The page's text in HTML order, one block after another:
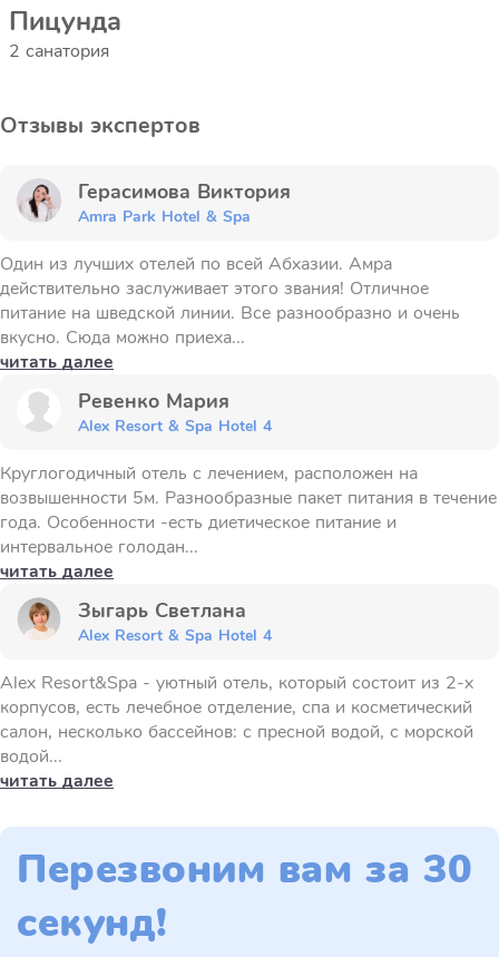
Пицунда
2 санатория
Отзывы экспертов
Герасимова Виктория
Amra Park Hotel & Spa
Один из лучших отелей по всей Абхазии. Амра
действительно заслуживает этого звания! Отличное
питание на шведской линии. Все разнообразно и очень
вкусно. Сюда можно приеха...
читать далее
Ревенко Мария
Alex Resort & Spa Hotel 4
Круглогодичный отель с лечением, расположен на
возвышенности 5м. Разнообразные пакет питания в течение
года. Особенности -есть диетическое питание и
интервальное голодан...
читать далее
Зыгарь Светлана
Alex Resort & Spa Hotel 4
Alex Resort&Spa - уютный отель, который состоит из 2-х
корпусов, есть лечебное отделение, спа и косметический
салон, несколько бассейнов: с пресной водой, с морской
водой...
читать далее
Перезвоним вам за 30
секунд!